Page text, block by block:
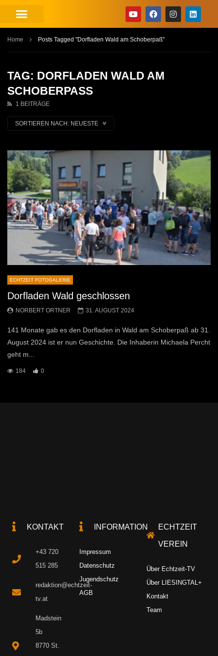
Home Posts Tagged "Dorfladen Wald am Schoberpaß"
TAG: DORFLADEN WALD AM
SCHOBERPASS
1 BEITRÄGE
SORTIEREN NACH: NEUESTE
ECHTZEIT FOTOGALERIE
Dorfladen Wald geschlossen
NORBERT ORTNER 31. AUGUST 2024
141 Monate gab es den Dorfladen in Wald am Schoberpaß ab 31.
August 2024 ist er nun Geschichte. Die Inhaberin Michaela Percht
geht m...
184 0
KONTAKT
+43 720
515 285
redaktion@echtzeit-
tv.at
Madstein
5b
8770 St.
INFORMATION
Impressum
Datenschutz
Jugendschutz
AGB
ECHTZEIT
VEREIN
Über Echtzeit-TV
Über LIESINGTAL+
Kontakt
Team